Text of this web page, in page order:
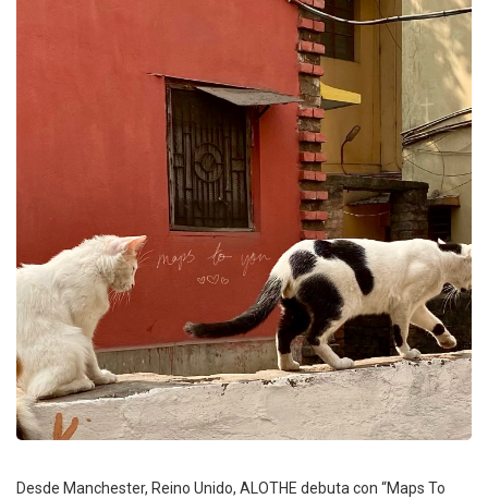
Desde Manchester, Reino Unido, ALOTHE debuta con “Maps To